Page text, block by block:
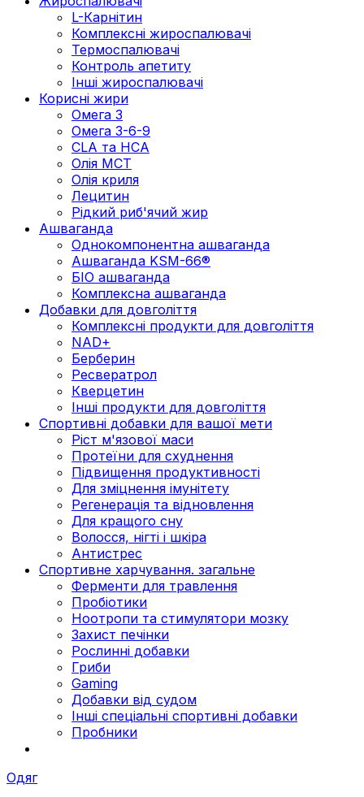
L-Карнітин
Комплексні жироспалювачі
Термоспалювачі
Контроль апетиту
Інші жироспалювачі
Корисні жири
Омега 3
Омега 3-6-9
CLA та HCA
Олія МСТ
Олія криля
Лецитин
Рідкий риб'ячий жир
Ашваганда
Однокомпонентна ашваганда
Ашваганда KSM-66®
БІО ашваганда
Комплексна ашваганда
Добавки для довголіття
Комплексні продукти для довголіття
NAD+
Берберин
Ресвератрол
Кверцетин
Інші продукти для довголіття
Спортивні добавки для вашої мети
Ріст м'язової маси
Протеїни для схуднення
Підвищення продуктивності
Для зміцнення імунітету
Регенерація та відновлення
Для кращого сну
Волосся, нігті і шкіра
Антистрес
Спортивне харчування. загальне
Ферменти для травлення
Пробіотики
Ноотропи та стимулятори мозку
Захист печінки
Рослинні добавки
Гриби
Gaming
Добавки від судом
Інші спеціальні спортивні добавки
Пробники
Одяг